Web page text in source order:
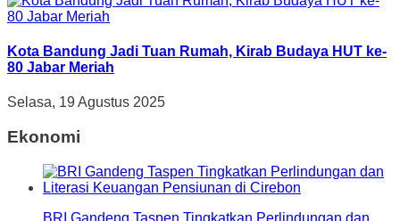
Kota Bandung Jadi Tuan Rumah, Kirab Budaya HUT ke-
80 Jabar Meriah
Selasa, 19 Agustus 2025
Ekonomi
BRI Gandeng Taspen Tingkatkan Perlindungan dan